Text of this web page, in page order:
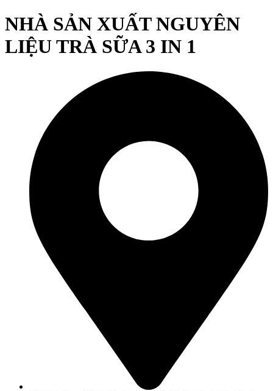
NHÀ SẢN XUẤT NGUYÊN
LIỆU TRÀ SỮA 3 IN 1